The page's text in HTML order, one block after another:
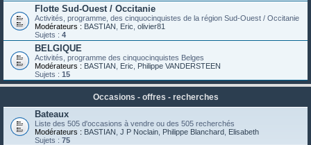
Flotte Sud-Ouest / Occitanie
Activités, programme, des cinquocinquistes de la région Sud-Ouest / Occitanie
Modérateurs : BASTIAN Eric olivier81
Sujets : 4
BELGIQUE
Activités, programme des cinquocinquistes Belges
Modérateurs : BASTIAN Eric
Philippe VANDERSTEEN
Sujets : 15
Occasions - offres - recherches
Bateaux
Liste des 505 d'occasions à vendre ou des 505 recherchés
Modérateurs : BASTIAN J P Noclain Philippe Blanchard Elisabeth
Sujets : 75